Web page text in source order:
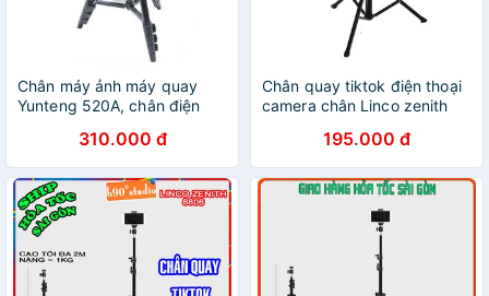
Chân máy ảnh máy quay
Yunteng 520A, chân điện
310.000 đ
Chân quay tiktok điện thoại
camera chân Linco zenith
195.000 đ